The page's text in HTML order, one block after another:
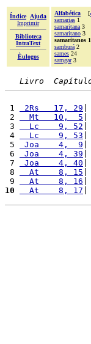
Índice
Ajuda
Imprimir
Biblioteca
IntraText
Èulogos
Alfabética [
samarias 1
samaritana 3
samaritano 3
samaritanos
samburá 2
sames 24
samgar3
Livro
1 2Rs   17, 29
2
  Mt   10,  5
3
  Lc    9, 52
4
  Lc    9, 53
5
Joa    4,  9
6
Joa    4, 39
7
Joa    4, 40
8
  At    8, 15
9
  At    8, 16
10
  At    8, 17